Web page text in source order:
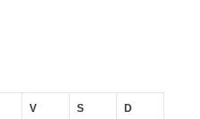
V S D